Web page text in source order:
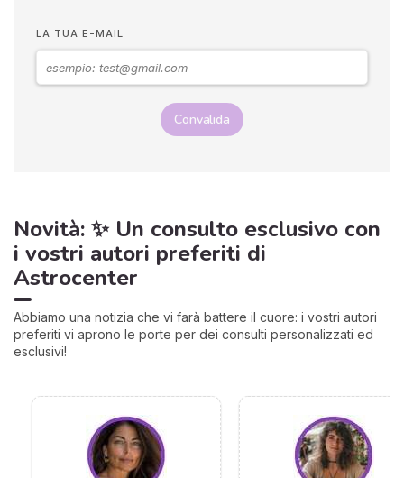
LA TUA E-MAIL
Convalida
Novità: ✨ Un consulto esclusivo con
i vostri autori preferiti di
Astrocenter
Abbiamo una notizia che vi farà battere il cuore: i vostri autori
preferiti vi aprono le porte per dei consulti personalizzati ed
esclusivi!